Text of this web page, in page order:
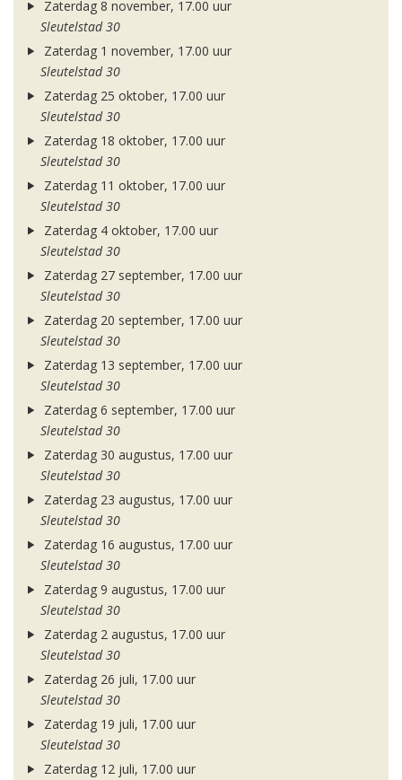
Zaterdag 8 november, 17.00 uur
Sleutelstad 30
Zaterdag 1 november, 17.00 uur
Sleutelstad 30
Zaterdag 25 oktober, 17.00 uur
Sleutelstad 30
Zaterdag 18 oktober, 17.00 uur
Sleutelstad 30
Zaterdag 11 oktober, 17.00 uur
Sleutelstad 30
Zaterdag 4 oktober, 17.00 uur
Sleutelstad 30
Zaterdag 27 september, 17.00 uur
Sleutelstad 30
Zaterdag 20 september, 17.00 uur
Sleutelstad 30
Zaterdag 13 september, 17.00 uur
Sleutelstad 30
Zaterdag 6 september, 17.00 uur
Sleutelstad 30
Zaterdag 30 augustus, 17.00 uur
Sleutelstad 30
Zaterdag 23 augustus, 17.00 uur
Sleutelstad 30
Zaterdag 16 augustus, 17.00 uur
Sleutelstad 30
Zaterdag 9 augustus, 17.00 uur
Sleutelstad 30
Zaterdag 2 augustus, 17.00 uur
Sleutelstad 30
Zaterdag 26 juli, 17.00 uur
Sleutelstad 30
Zaterdag 19 juli, 17.00 uur
Sleutelstad 30
Zaterdag 12 juli, 17.00 uur